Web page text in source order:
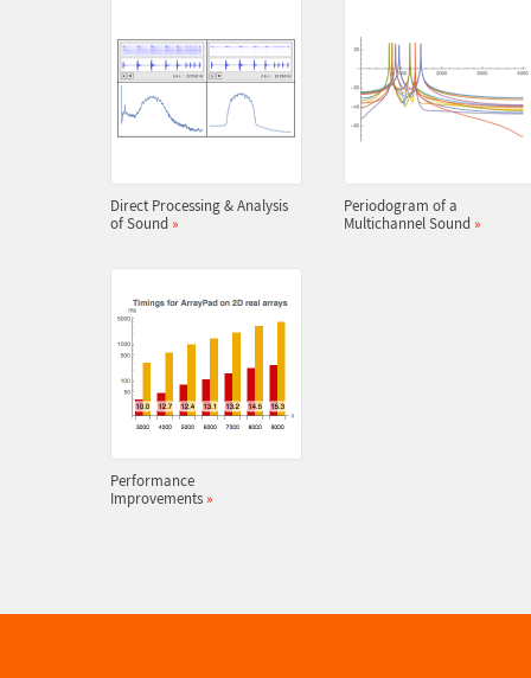
Direct Processing & Analysis
of Sound »
Periodogram of a
Multichannel Sound »
Performance
Improvements »